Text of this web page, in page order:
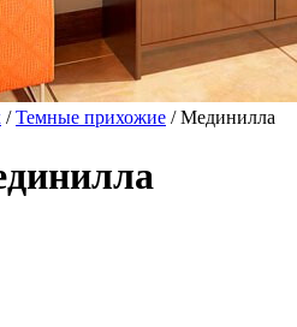
/Темные прихожие / Мединилла